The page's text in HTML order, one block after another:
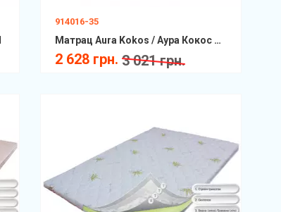
914016-35
Матрац Aura Kokos / Аура Кокос Матролюкс НП
2 628 грн. 3 021 грн.